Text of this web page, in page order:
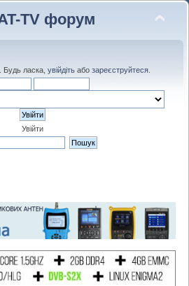
TV форум
. Будь ласка, увійдіть або зареєструйтеся
Увійти